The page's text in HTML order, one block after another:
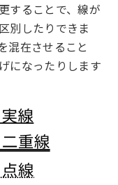
することで、線が
別したりできま
混在させること
になったりします